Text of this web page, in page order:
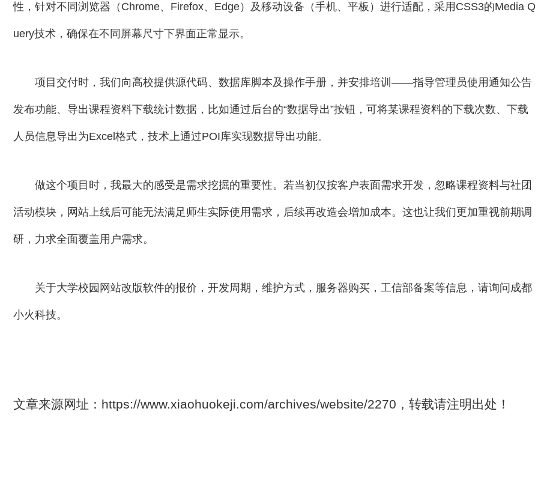
性，针对不同浏览器（Chrome、Firefox、Edge）及移动设备（手机、平板）进行适配，采用CSS3的Media Q
uery技术，确保在不同屏幕尺寸下界面正常显示。
项目交付时，我们向高校提供源代码、数据库脚本及操作手册，并安排培训——指导管理员使用通知公告
发布功能、导出课程资料下载统计数据，比如通过后台的“数据导出”按钮，可将某课程资料的下载次数、下载
人员信息导出为Excel格式，技术上通过POI库实现数据导出功能。
做这个项目时，我最大的感受是需求挖掘的重要性。若当初仅按客户表面需求开发，忽略课程资料与社团
活动模块，网站上线后可能无法满足师生实际使用需求，后续再改造会增加成本。这也让我们更加重视前期调
研，力求全面覆盖用户需求。
关于大学校园网站改版软件的报价，开发周期，维护方式，服务器购买，工信部备案等信息，请询问成都
小火科技。
文章来源网址：https://www.xiaohuokeji.com/archives/website/2270，转载请注明出处！